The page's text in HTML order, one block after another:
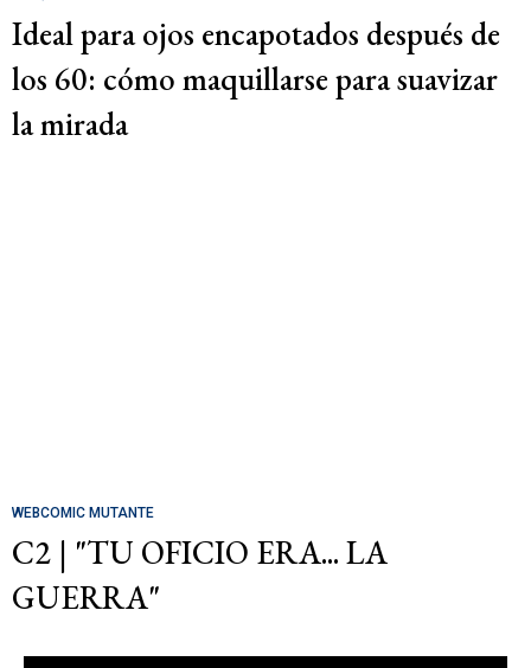
Ideal para ojos encapotados después de
los 60: cómo maquillarse para suavizar
la mirada
WEBCOMIC MUTANTE
C2 | "TU OFICIO ERA... LA
GUERRA"